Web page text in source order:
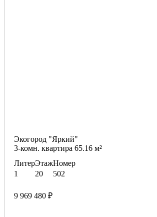
Экогород "Яркий"
3-комн. квартира 65.16 м²
Литер
1
Этаж
20
Номер
502
9 969 480 ₽